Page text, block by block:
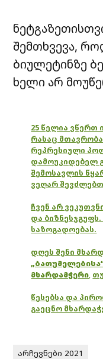
შემთხვევა,
ბიულეტინზე
ხელი არ
25 წელია ვწერთ
რასაც
რეპრესიული
დამოუკიდებელ
შემოსავლის
ვეღარ
ჩვენ არ
და
საზოგადოებას.
დღეს შენი
მხარდამჭერი,
წესებსა და
გაეცნო
არჩევნები 2021